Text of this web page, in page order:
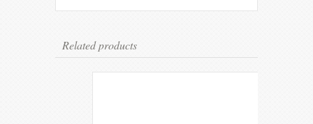
Related products